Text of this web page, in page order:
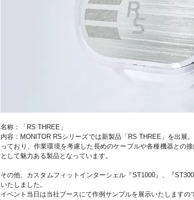
名称：「RS THREE」
内容：MONITOR RSシリーズでは新製品「RS THREE」を出展
っており、作業環境を考慮した長めのケーブルや各種機器との
として魅力ある製品となっています。
その他、カスタムフィットインターシェル『ST1000』、『
いたしました。
イベント当日は当社ブースにて作例サンプルを展示いたします